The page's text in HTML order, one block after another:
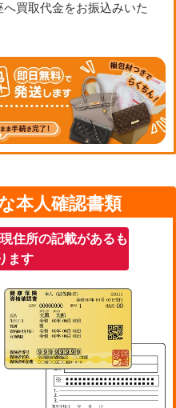
買取代金をお振込みいた
本人確認書類
現住所の記載があるも
ます